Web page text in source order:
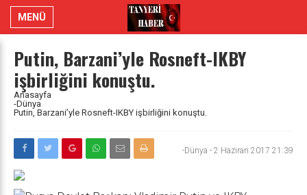
MENÜ
Putin, Barzani’yle Rosneft-IKBY
işbirliğini konuştu.
Anasayfa
-Dünya
Putin, Barzani’yle Rosneft-IKBY işbirliğini konuştu.
-Dünya - 2 Haziran 2017 21:39